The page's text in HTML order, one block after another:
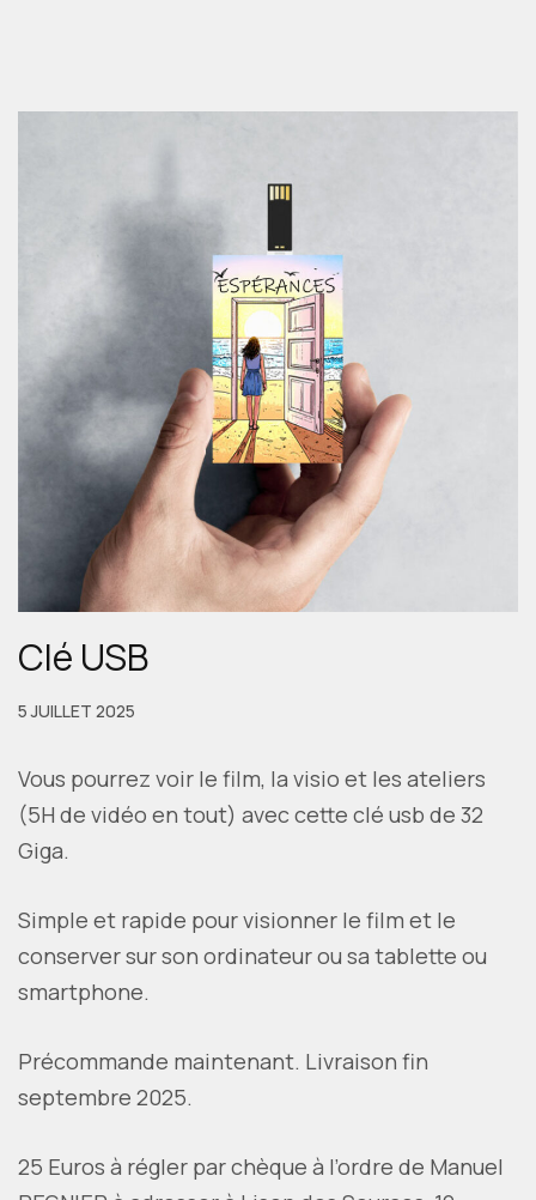
Clé USB
5 JUILLET 2025
Vous pourrez voir le film, la visio et les ateliers
(5H de vidéo en tout) avec cette clé usb de 32
Giga.
Simple et rapide pour visionner le film et le
conserver sur son ordinateur ou sa tablette ou
smartphone.
Précommande maintenant. Livraison fin
septembre 2025.
25 Euros à régler par chèque à l’ordre de Manuel